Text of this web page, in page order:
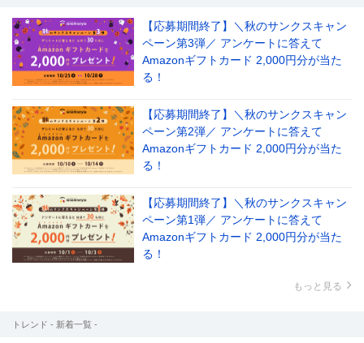
【応募期間終了】＼秋のサンクスキャン
ペーン第3弾／ アンケートに答えて
Amazonギフトカード 2,000円分が当た
る！
【応募期間終了】＼秋のサンクスキャン
ペーン第2弾／ アンケートに答えて
Amazonギフトカード 2,000円分が当た
る！
【応募期間終了】＼秋のサンクスキャン
ペーン第1弾／ アンケートに答えて
Amazonギフトカード 2,000円分が当た
る！
もっと見る
トレンド - 新着一覧 -